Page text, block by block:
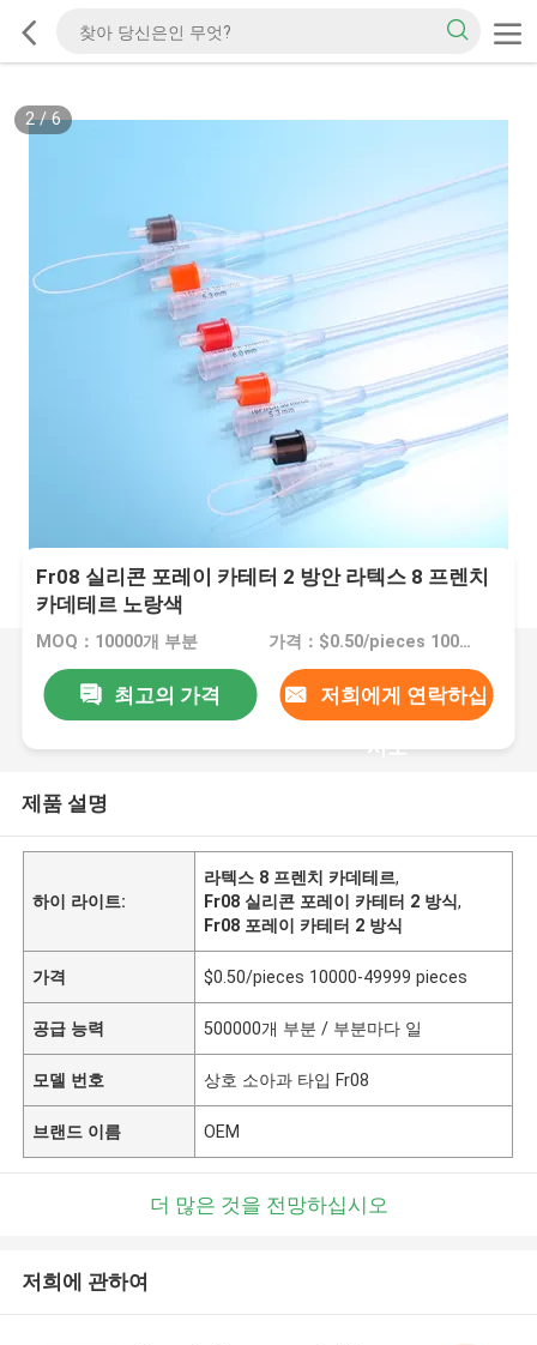
2/6
Fr08 실리콘 포레이 카테터 2 방안 라텍스 8 프렌치
카데테르 노랑색
MOQ：10000개 부분 가격：$0.50/pieces 10000-49999 pieces
최고의 가격 저희에게 연락하십
시오
제품 설명
하이 라이트:
라텍스 8 프렌치 카데테르,
Fr08 실리콘 포레이 카테터 2 방식,
Fr08 포레이 카테터 2 방식
가격 $0.50/pieces 10000-49999 pieces
공급 능력 500000개 부분 / 부분마다 일
모델 번호 상호 소아과 타입 Fr08
브랜드 이름 OEM
더 많은 것을 전망하십시오
저희에 관하여